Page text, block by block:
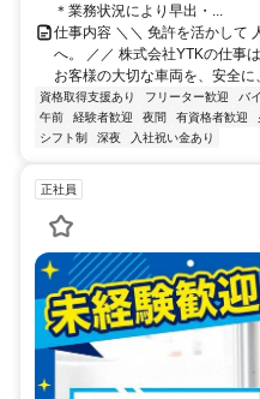
＊業務状況により早出・...
仕事内容 ＼＼ 免許を活かして
へ。 ／／ 株式会社YTKの仕事
お客様の大切な車両を、安全
資格取得支援あり フリーター歓迎 バ
午前
経験者歓迎 夜間 有資格者歓迎
シフト制
深夜 入社祝い金あり
正社員